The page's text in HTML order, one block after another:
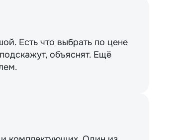
Есть что выбрать по цене
объяснят. Ещё